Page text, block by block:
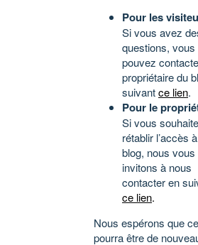
Pour les
Si vous avez
questions, vous
pouvez
propriétaire du
suivantce lien.
Pour le
Si vous
rétablir l’accès
blog, nous vous
invitons à nous
contacter en
ce lien.
Nous espérons que
pourra être de